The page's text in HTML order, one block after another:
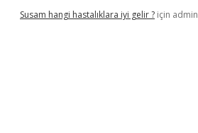
Susam hangi hastalıklara iyi gelir ? için admin